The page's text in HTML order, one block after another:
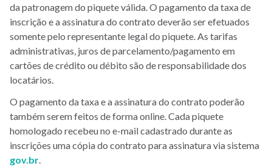
da patronagem do piquete válida. O pagamento da taxa de
inscrição e a assinatura do contrato deverão ser efetuados
somente pelo representante legal do piquete. As tarifas
administrativas, juros de parcelamento/pagamento em
cartões de crédito ou débito são de responsabilidade dos
locatários.
O pagamento da taxa e a assinatura do contrato poderão
também serem feitos de forma online. Cada piquete
homologado recebeu no e-mail cadastrado durante as
inscrições uma cópia do contrato para assinatura via sistema
gov.br